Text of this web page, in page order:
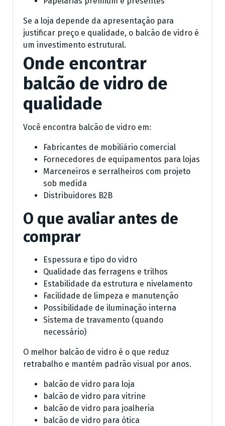
Se a loja depende da apresentação para
justificar preço e qualidade, o balcão de vidro é
um investimento estrutural.
Onde encontrar
balcão de vidro de
qualidade
Você encontra balcão de vidro em:
Fabricantes de mobiliário comercial
Fornecedores de equipamentos para lojas
Marceneiros e serralheiros com projeto
sob medida
Distribuidores B2B
O que avaliar antes de
comprar
Espessura e tipo do vidro
Qualidade das ferragens e trilhos
Estabilidade da estrutura e nivelamento
Facilidade de limpeza e manutenção
Possibilidade de iluminação interna
Sistema de travamento (quando
necessário)
O melhor balcão de vidro é o que reduz
retrabalho e mantém padrão visual por anos.
balcão de vidro para loja
balcão de vidro para vitrine
balcão de vidro para joalheria
balcão de vidro para ótica